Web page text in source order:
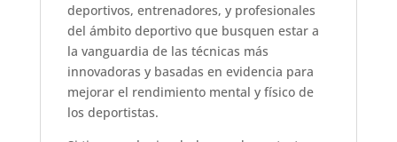
deportivos, entrenadores, y profesionales
del ámbito deportivo que busquen estar a
la vanguardia de las técnicas más
innovadoras y basadas en evidencia para
mejorar el rendimiento mental y físico de
los deportistas.